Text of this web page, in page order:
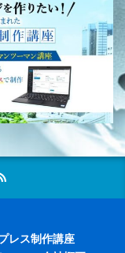
レス制作講座